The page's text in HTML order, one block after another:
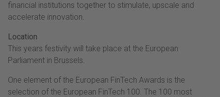
financial institutions together to stimulate, upscale and
accelerate innovation.
Location
This years festivity will take place at the European
Parliament in Brussels.
One element of the European FinTech Awards is the
selection of the European FinTech 100. The 100 most